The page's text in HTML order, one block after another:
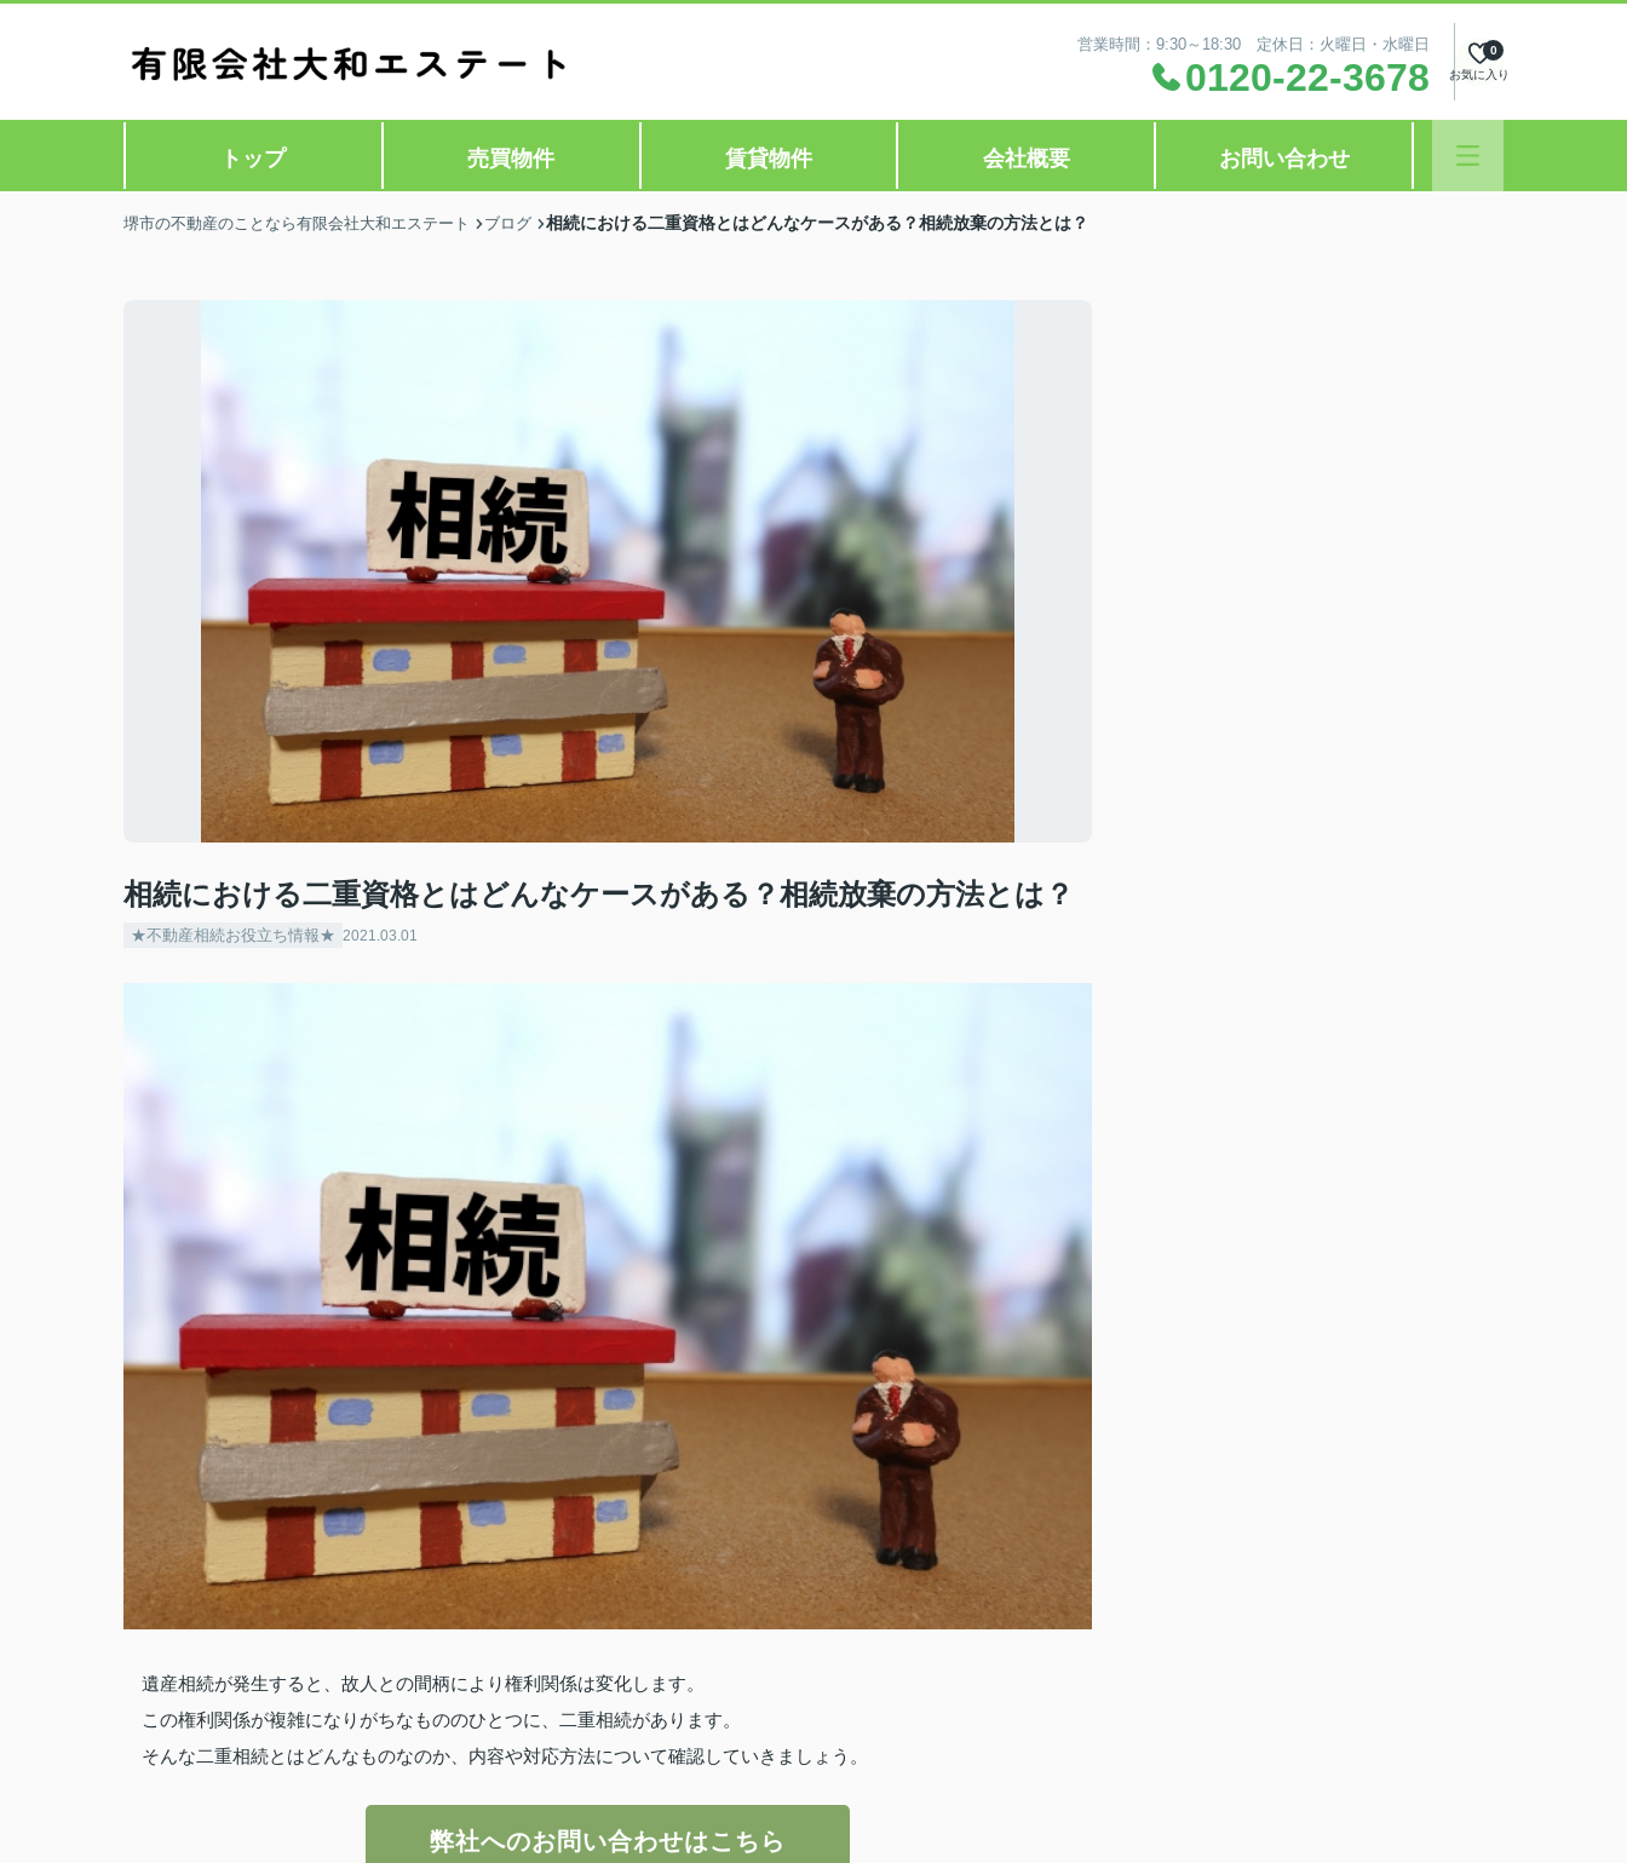
営業時間：9:30～18:30 定休日：火曜日・水曜日
0120-22-3678 お気に入り
0
トップ 売買物件 賃貸物件 会社概要 お問い合わせ
堺市の不動産のことなら有限会社大和エステート ブログ 相続における二重資格とはどんなケースがある？相続放棄の方法とは？
相続における二重資格とはどんなケースがある？相続放棄の方法とは？
★不動産相続お役立ち情報★ 2021.03.01
遺産相続が発生すると、故人との間柄により権利関係は変化します。
この権利関係が複雑になりがちなもののひとつに、二重相続があります。
そんな二重相続とはどんなものなのか、内容や対応方法について確認していきましょう。
弊社へのお問い合わせはこちら